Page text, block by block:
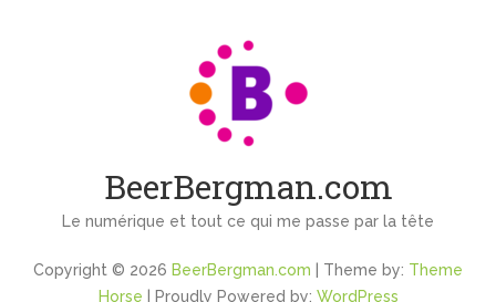
BeerBergman.com
Le numérique et tout ce qui me passe par la tête
Copyright © 2026 BeerBergman.com | Theme by: Theme
Horse | Proudly Powered by: WordPress